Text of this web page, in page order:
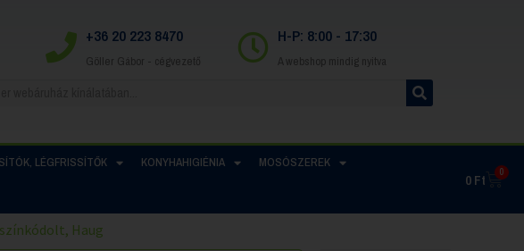
+36 20 223 8470
Göller Gábor - cégvezető
H-P: 8:00 - 17:30
A webshop mindig nyitva
LÉGFRISSÍTŐK KONYHAHIGIÉNIA MOSÓSZEREK
0Ft 0
Haug